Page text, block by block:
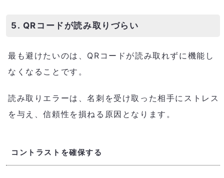
5. QRコードが読み取りづらい
最も避けたいのは、QRコードが読み取れずに機能し
なくなることです。
読み取りエラーは、名刺を受け取った相手にストレス
を与え、信頼性を損ねる原因となります。
コントラストを確保する